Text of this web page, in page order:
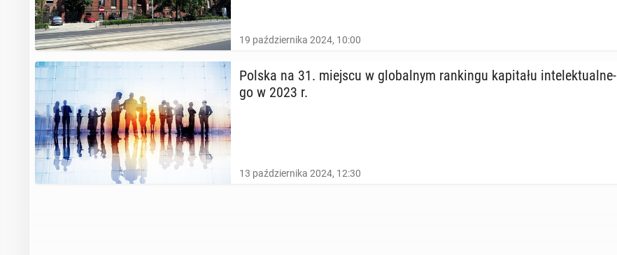
19 października 2024, 10:00
Polska na 31. miejscu w glo­bal­nym ran­kin­gu ka­pi­ta­łu in­te­lek­tu­al­ne­
go w 2023 r.
13 października 2024, 12:30